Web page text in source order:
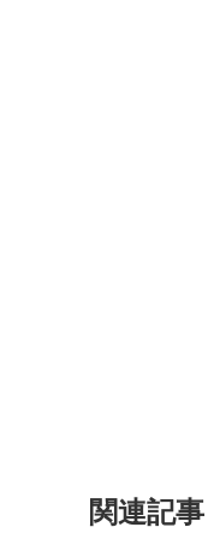
関連記事